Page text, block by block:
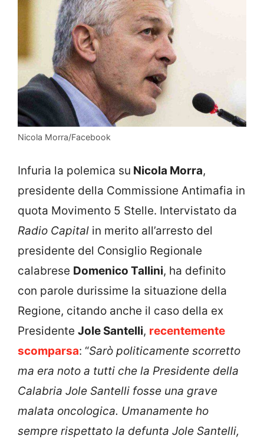
Nicola Morra/Facebook
Infuria la polemica su Nicola Morra,
presidente della Commissione Antimafia in
quota Movimento 5 Stelle. Intervistato da
Radio Capital in merito all’arresto del
presidente del Consiglio Regionale
calabrese Domenico Tallini, ha definito
con parole durissime la situazione della
Regione, citando anche il caso della ex
Presidente Jole Santelli, recentemente
scomparsa: “Sarò politicamente scorretto
ma era noto a tutti che la Presidente della
Calabria Jole Santelli fosse una grave
malata oncologica. Umanamente ho
sempre rispettato la defunta Jole Santelli,